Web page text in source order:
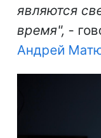
являются
время", -
Андрей